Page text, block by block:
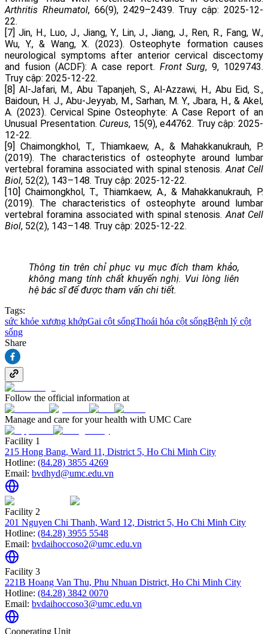
Arthritis Rheumatol, 66(9), 2429–2439. Truy cập: 2025-12-
22.
[7] Jin, H., Luo, J., Jiang, Y., Lin, J., Jiang, J., Ren, R., Fang, W.,
Wu, Y., & Wang, X. (2023). Osteophyte formation causes
neurological symptoms after anterior cervical discectomy
and fusion (ACDF): A case report. Front Surg, 9, 1029743.
Truy cập: 2025-12-22.
[8] Al-Jafari, M., Abu Tapanjeh, S., Al-Azzawi, H., Abu Eid, S.,
Baidoun, H. J., Abu-Jeyyab, M., Sarhan, M. Y., Jbara, H., & Akel,
A. (2023). Cervical Spine Osteophyte: A Case Report of an
Unusual Presentation. Cureus, 15(9), e44762. Truy cập: 2025-
12-22.
[9] Chaimongkhol, T., Thiamkaew, A., & Mahakkanukrauh, P.
(2019). The characteristics of osteophyte around lumbar
vertebral foramina associated with spinal stenosis.Anat Cell
Biol, 52(2), 143–148. Truy cập: 2025-12-22.
[10] Chaimongkhol, T., Thiamkaew, A., & Mahakkanukrauh, P.
(2019). The characteristics of osteophyte around lumbar
vertebral foramina associated with spinal stenosis.Anat Cell
Biol, 52(2), 143–148. Truy cập: 2025-12-22.
Thông tin trên chỉ phục vụ mục đích tham khảo,
không mang tính chất khuyến nghị. Vui lòng liên
hệ bác sĩ để được tham vấn chi tiết.
Tags:
sức khỏe xương khớpGai cột sốngThoái hóa cột sốngBệnh lý cột
sống
Share
Follow the official information at
Manage and care for your health with UMC Care
Facility 1
215 Hong Bang, Ward 11, District 5, Ho Chi Minh City
Hotline: (84.28) 3855 4269
Email: bvdhyd@umc.edu.vn
Facility 2
201 Nguyen Chi Thanh, Ward 12, District 5, Ho Chi Minh City
Hotline: (84.28) 3955 5548
Email: bvdaihoccoso2@umc.edu.vn
Facility 3
221B Hoang Van Thu, Phu Nhuan District, Ho Chi Minh City
Hotline: (84.28) 3842 0070
Email: bvdaihoccoso3@umc.edu.vn
Cooperating Unit